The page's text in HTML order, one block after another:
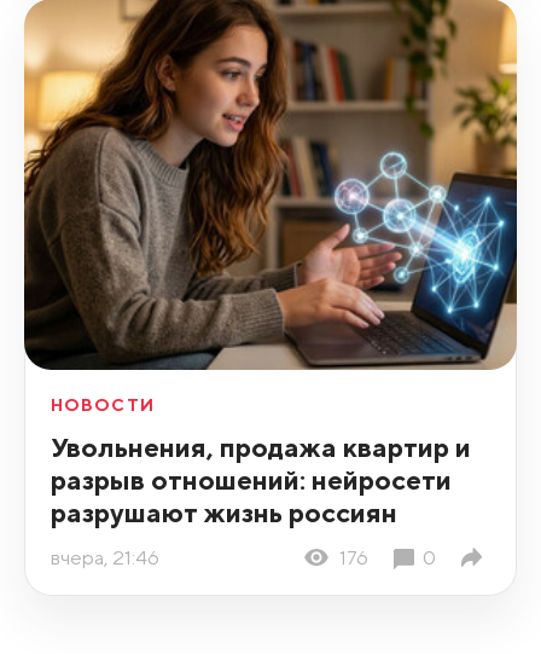
НОВОСТИ
Увольнения, продажа квартир и
разрыв отношений: нейросети
разрушают жизнь россиян
вчера, 21:46 176 0